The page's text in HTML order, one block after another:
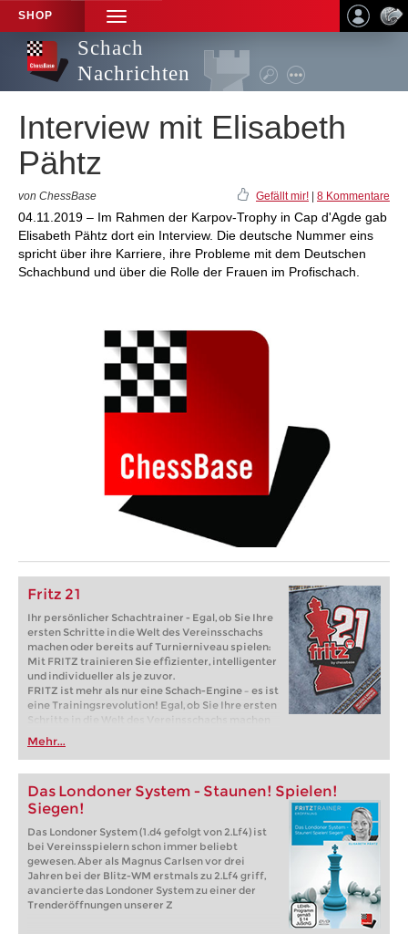
SHOP
TOGGLE
NAVIGATION
Schach
Nachrichten
Interview mit Elisabeth
Pähtz
von ChessBase Gefällt mir! 8 Kommentare
04.11.2019 – Im Rahmen der Karpov-Trophy in Cap d'Agde gab
Elisabeth Pähtz dort ein Interview. Die deutsche Nummer eins
spricht über ihre Karriere, ihre Probleme mit dem Deutschen
Schachbund und über die Rolle der Frauen im Profischach.
Fritz 21
Ihr persönlicher Schachtrainer - Egal, ob Sie Ihre
ersten Schritte in die Welt des Vereinsschachs
machen oder bereits auf Turnierniveau spielen:
Mit FRITZ trainieren Sie effizienter, intelligenter
und individueller als je zuvor.
FRITZ ist mehr als nur eine Schach-Engine – es ist
eine Trainingsrevolution! Egal, ob Sie Ihre ersten
Schritte in die Welt des Vereinsschachs machen
oder bereits auf Turnierniveau spielen: Mit
FRITZ trainieren Sie effizienter, intelligenter und
individueller als je zuvor.
Mehr...
Das Londoner System - Staunen! Spielen!
Siegen!
Das Londoner System (1.d4 gefolgt von 2.Lf4) ist
bei Vereinsspielern schon immer beliebt
gewesen. Aber als Magnus Carlsen vor drei
Jahren bei der Blitz-WM erstmals zu 2.Lf4 griff,
avancierte das Londoner System zu einer der
Trenderöffnungen unserer Z